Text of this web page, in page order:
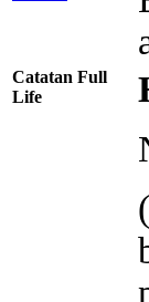
Catatan Full
Life